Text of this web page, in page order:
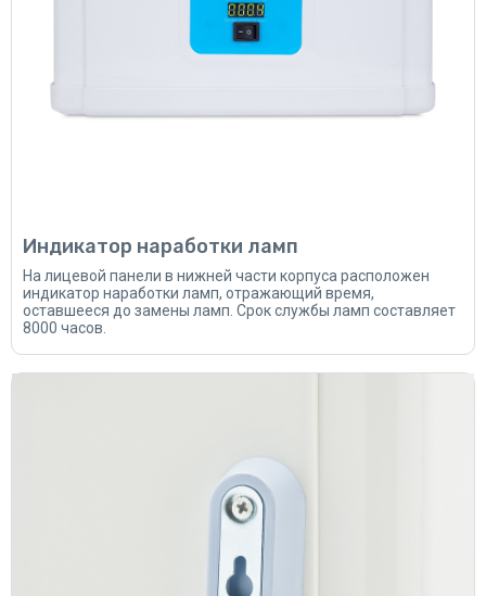
Индикатор наработки ламп
На лицевой панели в нижней части корпуса расположен
индикатор наработки ламп, отражающий время,
оставшееся до замены ламп. Срок службы ламп составляет
8000 часов.